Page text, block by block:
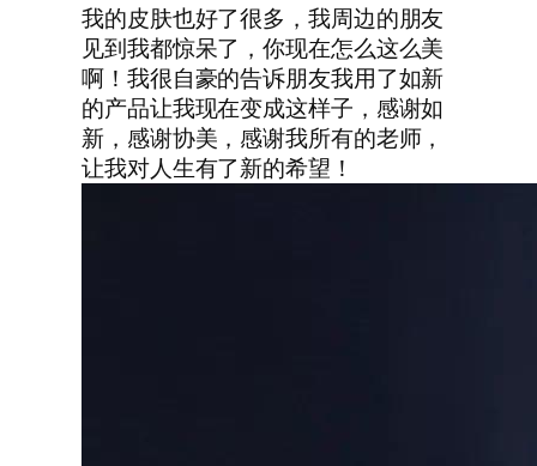
我的皮肤也好了很多，我周边的朋友
见到我都惊呆了，你现在怎么这么美
啊！我很自豪的告诉朋友我用了如新
的产品让我现在变成这样子，感谢如
新，感谢协美，感谢我所有的老师，
让我对人生有了新的希望！